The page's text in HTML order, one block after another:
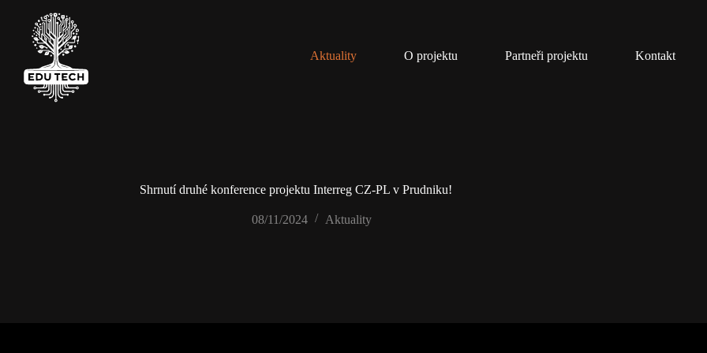
content
Aktuality
O projektu Partneři projektu Kontakt
Shrnutí druhé konference projektu Interreg CZ-PL v Prudniku!
08/11/2024 Aktuality